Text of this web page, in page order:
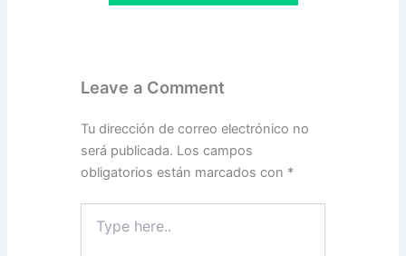
Leave a Comment
Tu dirección de correo electrónico no
será publicada. Los campos
obligatorios están marcados con *
here..